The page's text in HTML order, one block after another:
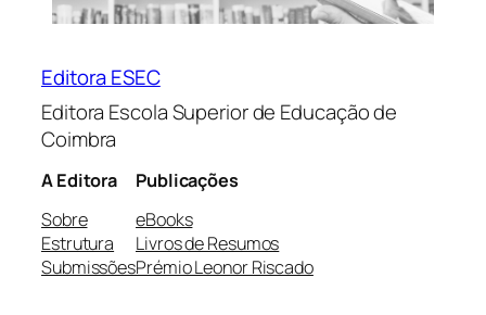
Editora ESEC
Editora Escola Superior de Educação de
Coimbra
A Editora
Sobre
Estrutura
Submissões
Publicações
eBooks
Livros de Resumos
Prémio Leonor Riscado